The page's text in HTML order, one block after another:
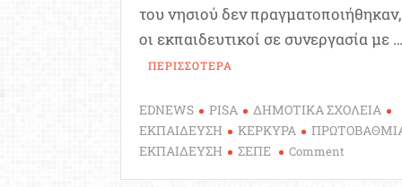
του νησιού δεν
οι εκπαιδευτικοί σε συνεργασία με …
ΠΕΡΙΣΣΟΤΕΡΑ
EDNEWS PISA
ΔΗΜΟΤΙΚΑ ΣΧΟΛΕΙΑ
ΕΚΠΑΙΔΕΥΣΗ
ΚΕΡΚΥΡΑ
ΕΚΠΑΙΔΕΥΣΗ
ΣΕΠΕ Comment